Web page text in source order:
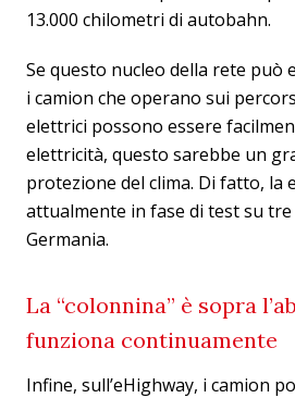
13.000 chilometri di autobahn.
Se questo nucleo della rete può
i camion che operano sui
elettrici possono essere
elettricità, questo sarebbe un
protezione del clima. Di fatto, la
attualmente in fase di test su
Germania.
La “colonnina” è sopra
funziona continuamente
Infine, sull’eHighway, i camion